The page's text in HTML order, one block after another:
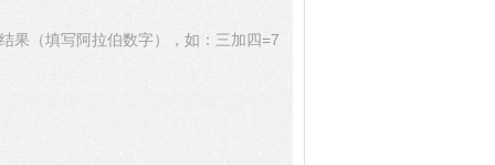
果（填写阿拉伯数字），如：三加四=7